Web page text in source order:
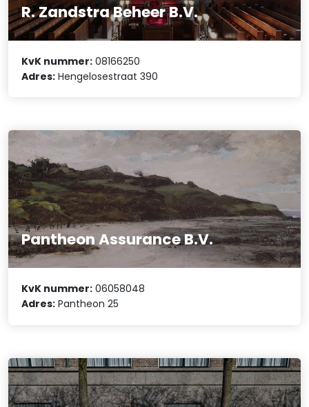
R. Zandstra Beheer B.V.
KvK nummer: 08166250
Adres: Hengelosestraat 390
Pantheon Assurance B.V.
KvK nummer: 06058048
Adres: Pantheon 25